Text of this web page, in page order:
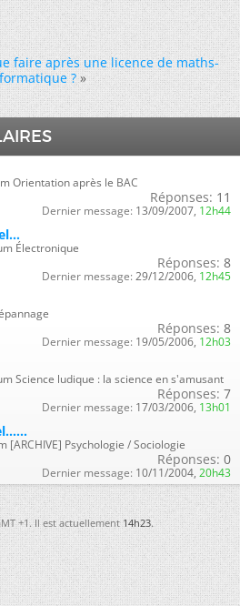
faire après une licence de maths-
? »
Orientation après le BAC
Réponses: 11
Dernier message: 13/09/2007, 12h44
Électronique
Réponses: 8
Dernier message: 29/12/2006, 12h45
Réponses: 8
Dernier message: 19/05/2006, 12h03
Science ludique : la science en s'amusant
Réponses: 7
Dernier message: 17/03/2006, 13h01
Psychologie / Sociologie
Réponses: 0
Dernier message: 10/11/2004, 20h43
+1. Il est actuellement 14h23.